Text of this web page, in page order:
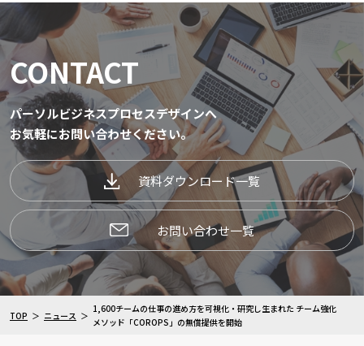
CONTACT
パーソルビジネスプロセスデザインへ
お気軽にお問い合わせください。
資料ダウンロード一覧
お問い合わせ一覧
TOP ニュース
1,600チームの仕事の進め方を可視化・研究し生まれた チーム強化
メソッド「COROPS」の無償提供を開始